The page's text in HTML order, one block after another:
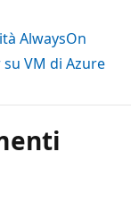
AlwaysOn
VM di Azure